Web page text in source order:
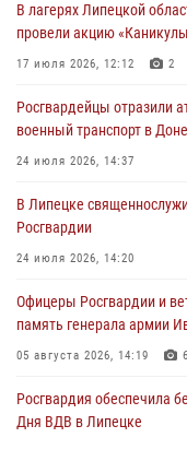
Росгвардия
(видео)
03 августа 2026, 13:39
Росгвардия обеспечила
фестивалей в Липецке
03 августа 2026, 13:17
В лагерях Липецкой
провели акцию
17 июля 2026, 12:12 2
Росгвардейцы отразили
военный транспорт в
24 июля 2026, 14:37
В Липецке
Росгвардии
24 июля 2026, 14:20
Офицеры Росгвардии и
память генерала армии
05 августа 2026, 14:19 6
Росгвардия обеспечила
Дня ВДВ в Липецке